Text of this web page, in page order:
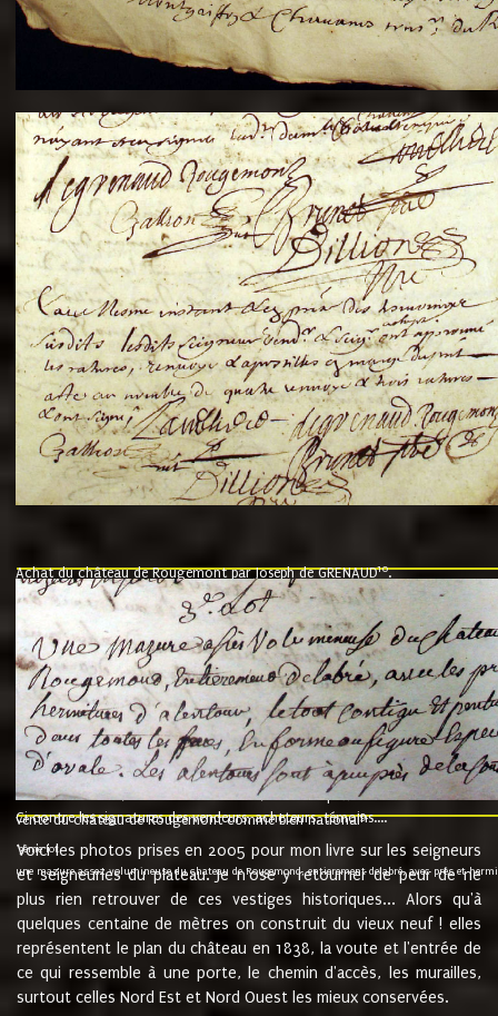
Achat du château de Rougemont par Joseph de GRENAUD10.
"l'an mil six cent soixante treze le ving neuvième jour du mois de
nommé fut présent Messire Claude Guillaume de Moyriat chevalier baron
vend, purement simplement et irrevocablement a monseigneur monsieur
et chavannes conseiller du roy au parlement de Bourgogne, present et
que le dit seigneur Baron de la Vellière a sur ses hommes, indivisables et
de la Velliere tout ainsi et comme le dit seigneur Baron et ses
présent......"
suivent les rentes, donation des terriers, etc... au prix de 880 livre louis
Ci contre les signatures des vendeurs, acheteurs, témoins....
vente du château de Rougemont comme bien national9.
"3ème lot
une mazure assez volumineuse du chateau de Rougemond, entierement delabré, avec près et
Voici les photos prises en 2005 pour mon livre sur les seigneurs
et seigneuries du plateau. Je n'ose y retourner de peur de ne
plus rien retrouver de ces vestiges historiques... Alors qu'à
quelques centaine de mètres on construit du vieux neuf ! elles
représentent le plan du château en 1838, la voute et l'entrée de
ce qui ressemble à une porte, le chemin d'accès, les murailles,
surtout celles Nord Est et Nord Ouest les mieux conservées.